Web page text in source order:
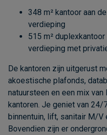
348 m² kantoor aan
verdieping
515 m²
verdieping met
De kantoren zijn uitgerust
akoestische plafonds,
natuursteen en een mix
kantoren. Je geniet van 24/
binnentuin, lift, sanitair M/V
Bovendien zijn er